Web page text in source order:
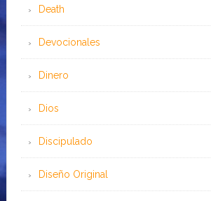
Death
Devocionales
Dinero
Dios
Discipulado
Diseño Original